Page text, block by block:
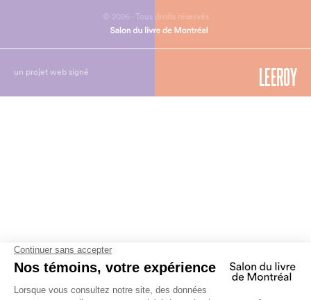
© 2026 - Tous droits réservés
un projet web signé